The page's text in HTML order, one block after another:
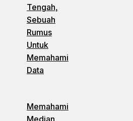
Tengah,
Sebuah
Rumus
Untuk
Memahami
Data
Memahami
Median